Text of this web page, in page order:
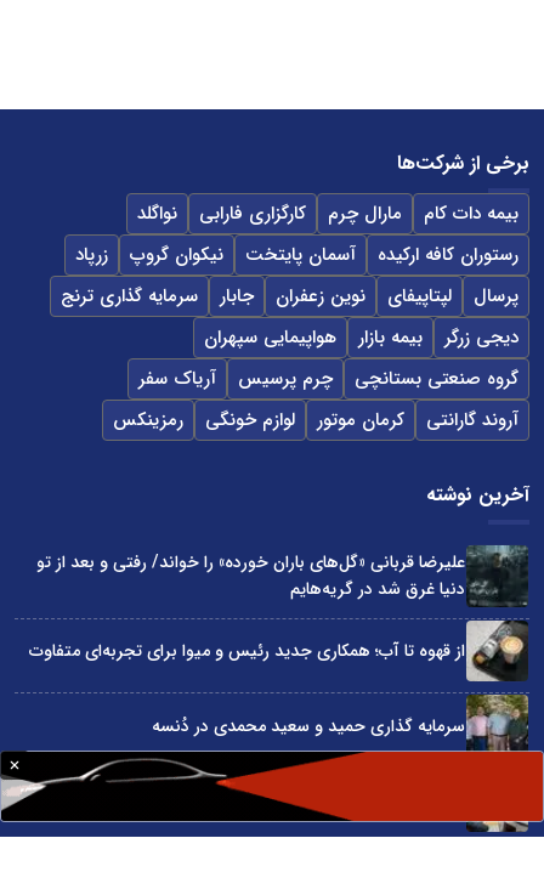
برخی از شرکت‌ها
بیمه دات کام مارال چرم کارگزاری فارابی
نواگلد
رستوران کافه ارکیده
آسمان پایتخت نیکوان گروپ
زرپاد
پرسال
لپتاپیفای نوین زعفران جابار
سرمایه گذاری ترنج
دیجی زرگر
بیمه بازار
هواپیمایی سپهران
گروه صنعتی بستانچی
چرم پرسیس
آریاک سفر
آروند گارانتی
کرمان موتور لوازم خونگی رمزینکس
آخرین نوشته
علیرضا قربانی «گل‌های باران خورده» را خواند/ رفتی و بعد از تو
دنیا غرق شد در گریه‌هایم
از قهوه تا آب؛ همکاری جدید رئیس و میوا برای تجربه‌ای متفاوت
سرمایه گذاری حمید و سعید محمدی در دُنسه
چگونه قیمت واقعی ماشین را قبل از خرید بفهمیم؟